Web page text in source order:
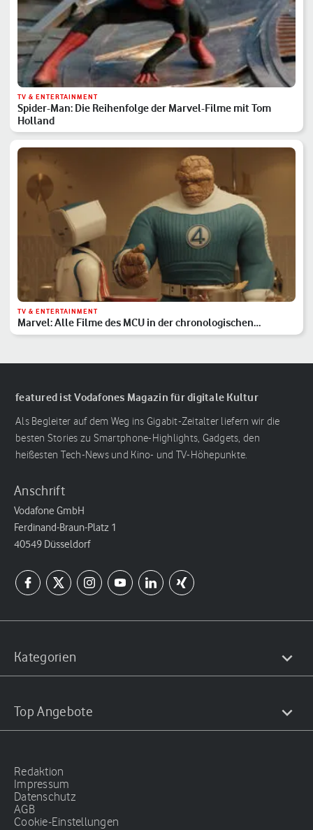
TV & ENTERTAINMENT
Spider-Man: Die Reihenfolge der Marvel-Filme mit Tom
Holland
TV & ENTERTAINMENT
Marvel: Alle Filme des MCU in der chronologischen
Reihenfolge
featured ist Vodafones Magazin für digitale Kultur
Als Begleiter auf dem Weg ins Gigabit-Zeitalter liefern wir die
besten Stories zu Smartphone-Highlights, Gadgets, den
heißesten Tech-News und Kino- und TV-Höhepunkte.
Anschrift
Vodafone GmbH
Ferdinand-Braun-Platz 1
40549 Düsseldorf
Kategorien
Top Angebote
Redaktion
Impressum
Datenschutz
AGB
Cookie-Einstellungen